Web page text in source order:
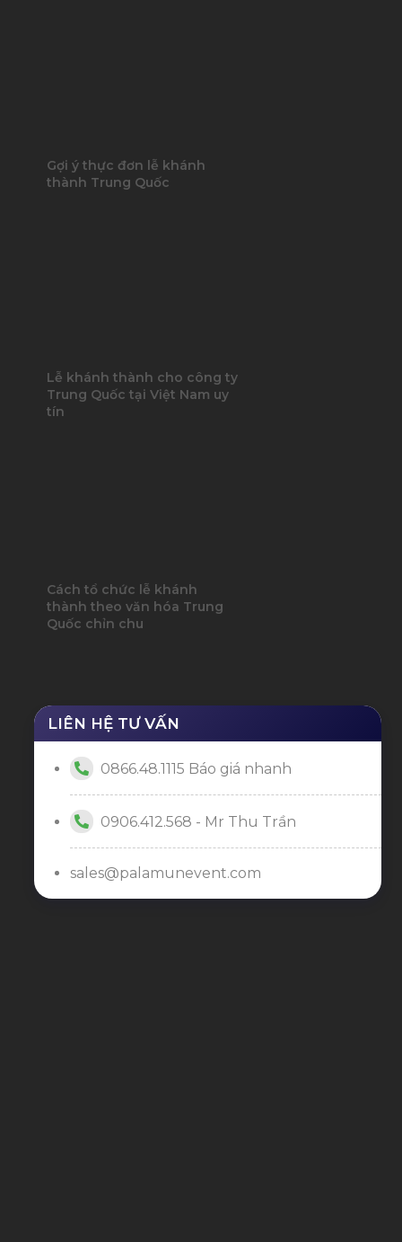
Gợi ý thực đơn lễ khánh
thành Trung Quốc
Lễ khánh thành cho công ty
Trung Quốc tại Việt Nam uy
tín
Cách tổ chức lễ khánh
thành theo văn hóa Trung
Quốc chỉn chu
LIÊN HỆ TƯ VẤN
0866.48.1115 Báo giá nhanh
0906.412.568 - Mr Thu Trần
sales@palamunevent.com